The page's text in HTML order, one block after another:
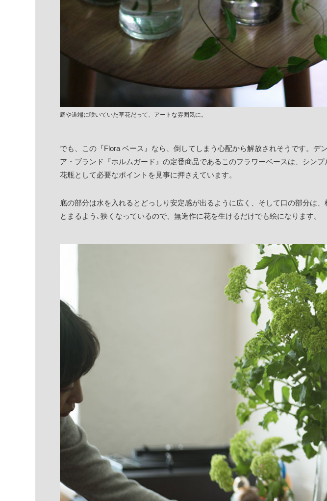
庭や道端に咲いていた草花だって、アートな雰囲気に。
でも、この『Flora ベース』なら、倒してしまう心配から解放されそうです。デ
ア・ブランド『ホルムガード』の定番商品であるこのフラワーベースは、シンプ
花瓶として必要なポイントを見事に押さえています。
底の部分は水を入れるとどっしり安定感が出るように広く、そして口の部分は、
とまるよう､狭くなっているので、無造作に花を生けるだけでも絵になります。